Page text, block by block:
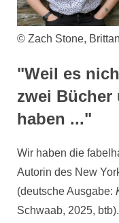
© Zach Stone,
"Weil es
zwei Bücher
haben ..."
Wir haben die
Autorin des New
(deutsche Ausgabe:
Schwaab, 2025,